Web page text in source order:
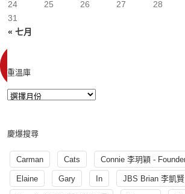
« 七月
24
25 26 27 28
31
重溫庫
慶爆搜尋
Carman Cats Connie 李玥穎 -
Elaine Gary In JBS Brian 李凱賢